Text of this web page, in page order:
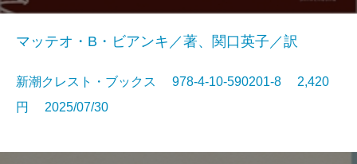
マッテオ・B・ビアンキ／著、関口英子／訳
新潮クレスト・ブックス 978-4-10-590201-8 2,420
円 2025/07/30